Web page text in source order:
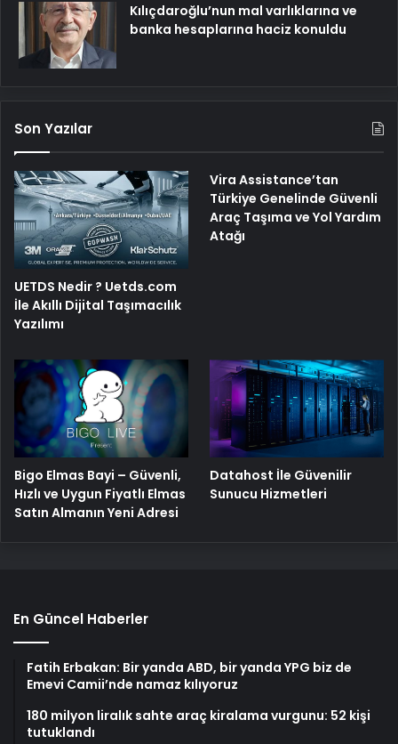
Kılıçdaroğlu’nun mal varlıklarına ve
banka hesaplarına haciz konuldu
Son Yazılar
UETDS Nedir ? Uetds.com
İle Akıllı Dijital Taşımacılık
Yazılımı
Vira Assistance’tan
Türkiye Genelinde Güvenli
Araç Taşıma ve Yol Yardım
Atağı
Bigo Elmas Bayi – Güvenli,
Hızlı ve Uygun Fiyatlı Elmas
Satın Almanın Yeni Adresi
Datahost İle Güvenilir
Sunucu Hizmetleri
En Güncel Haberler
Fatih Erbakan: Bir yanda ABD, bir yanda YPG biz de
Emevi Camii’nde namaz kılıyoruz
180 milyon liralık sahte araç kiralama vurgunu: 52 kişi
tutuklandı